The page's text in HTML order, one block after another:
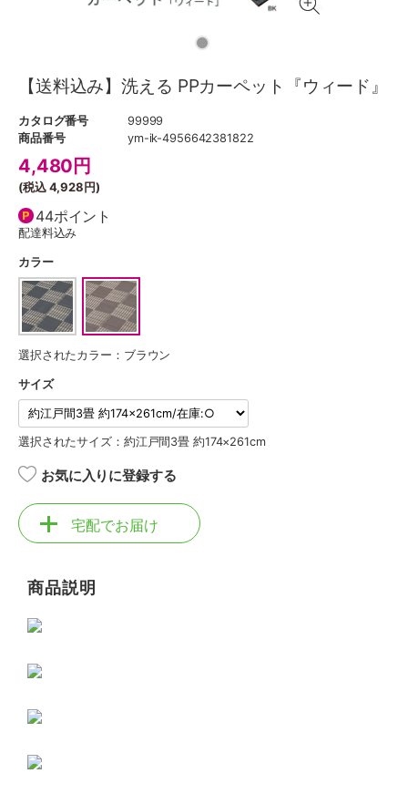
【送料込み】洗える PPカーペット『ウィード』
カタログ番号
99999
商品番号
ym-ik-4956642381822
4,480 円
(税込4,928円)
44ポイント
配達料込み
カラー
選択されたカラー：ブラウン
サイズ
選択されたサイズ：約江戸間3畳 約174×261cm
お気に入りに登録する
宅配でお届け
商品説明